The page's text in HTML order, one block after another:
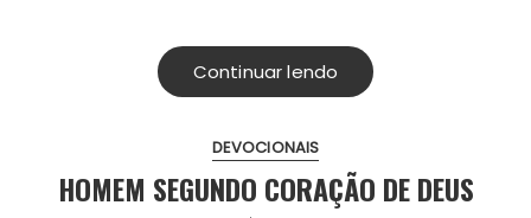
Continuar lendo
DEVOCIONAIS
HOMEM SEGUNDO CORAÇÃO DE DEUS